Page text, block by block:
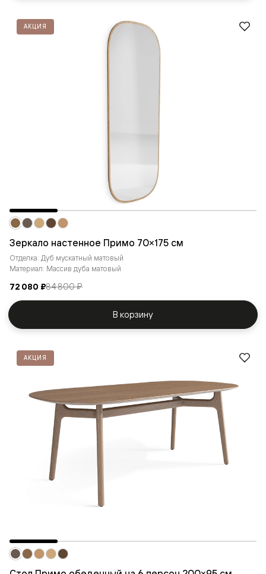
АКЦИЯ
Зеркало настенное Примо 70×175 cм
Отделка: Дуб мускатный матовый
Материал: Массив дуба матовый
72 080 ₽84 800 ₽
В корзину
АКЦИЯ